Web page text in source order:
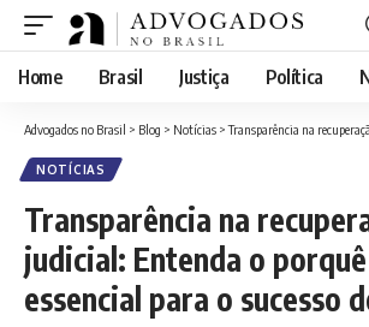
Home Brasil Justiça Política
Advogados no Brasil > Blog > Notícias >Transparência na recuperação judicial: Entenda o
NOTÍCIAS
Transparência na
judicial: Entenda o
essencial para o sucesso